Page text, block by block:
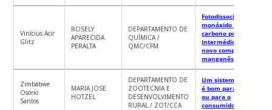
Vinícius Acir
Glitz
ROSELY
APARECIDA
PERALTA
DEPARTAMENTO DE
QUÍMICA /
QMC/CFM
Fotodissociação de
monóxido de
carbono por
intermédio de um
novo composto de
manganês(I)
Zimbábwe
Osório
Santos
MARIA JOSE
HOTZEL
DEPARTAMENTO DE
ZOOTECNIA E
DESENVOLVIMENTO
RURAL / ZOT/CCA
Um sistema natural
é bom para o frango
ou para o
consumidor?